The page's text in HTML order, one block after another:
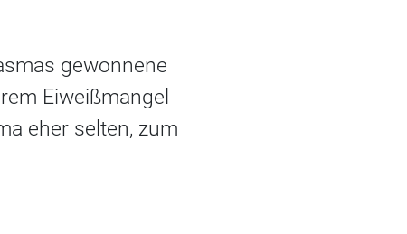
gewonnene
Eiweißmangel
eher selten, zum